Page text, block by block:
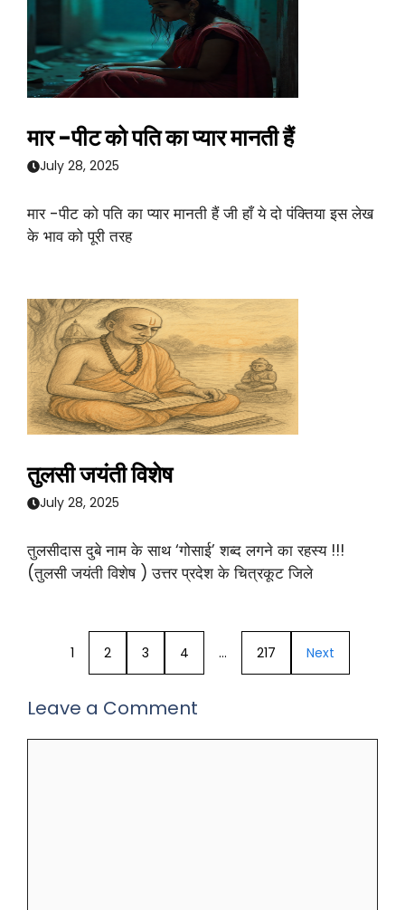
मार -पीट को पति का प्यार मानती हैं
July 28, 2025
मार -पीट को पति का प्यार मानती हैं जी हाँ ये दो पंक्तिया इस लेख
के भाव को पूरी तरह
तुलसी जयंती विशेष
July 28, 2025
तुलसीदास दुबे नाम के साथ ‘गोसाई’ शब्द लगने का रहस्य !!!
(तुलसी जयंती विशेष ) उत्तर प्रदेश के चित्रकूट जिले
1 2 3 4 … 217 Next
Leave a Comment